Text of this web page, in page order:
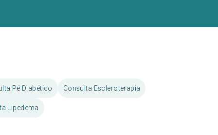
Pé Diabético Consulta Escleroterapia
Lipedema